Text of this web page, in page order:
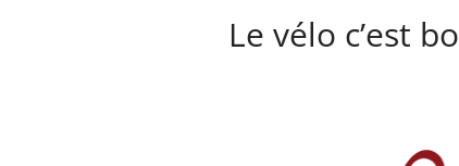
Le vélo c’est